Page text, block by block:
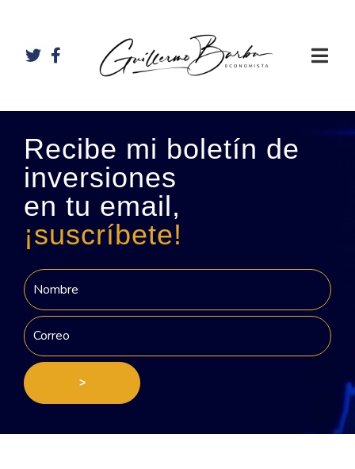
Recibe mi boletín de
inversiones
en tu email,
¡suscríbete!
>